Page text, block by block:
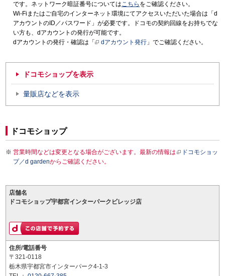
です。ネットワーク暗証番号についてはこちら をご確認ください。
Wi-Fiまたはご自宅のインターネット環境にてアクセスいただいた場合は「d
アカウントのID／パスワード」が必要です。ドコモの契約回線をお持ちでな
い方も、dアカウントの発行が可能です。
dアカウントの発行・確認は「
dアカウント発行 」でご確認ください。
ドコモショップを表示
量販店などを表示
ドコモショップ
営業時間などは変更となる場合がございます。最新の情報は
ドコモショッ
プ／d gardenからご確認ください。
店舗名
ドコモショップ宇都宮インターパークビレッジ店
住所/電話番号
〒321-0118
栃木県宇都宮市インターパーク4-1-3